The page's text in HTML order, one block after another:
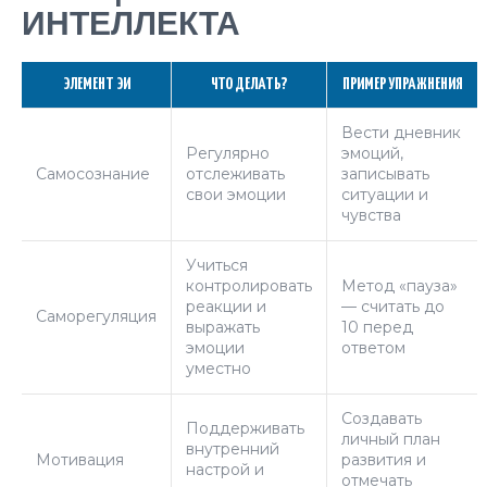
ИНТЕЛЛЕКТА
ЭЛЕМЕНТ ЭИ ЧТО ДЕЛАТЬ? ПРИМЕР УПРАЖНЕНИЯ
Самосознание
Регулярно
отслеживать
свои эмоции
Вести дневник
эмоций,
записывать
ситуации и
чувства
Саморегуляция
Учиться
контролировать
реакции и
выражать
эмоции
уместно
Метод «пауза»
— считать до
10 перед
ответом
Мотивация
Поддерживать
внутренний
настрой и
Создавать
личный план
развития и
отмечать